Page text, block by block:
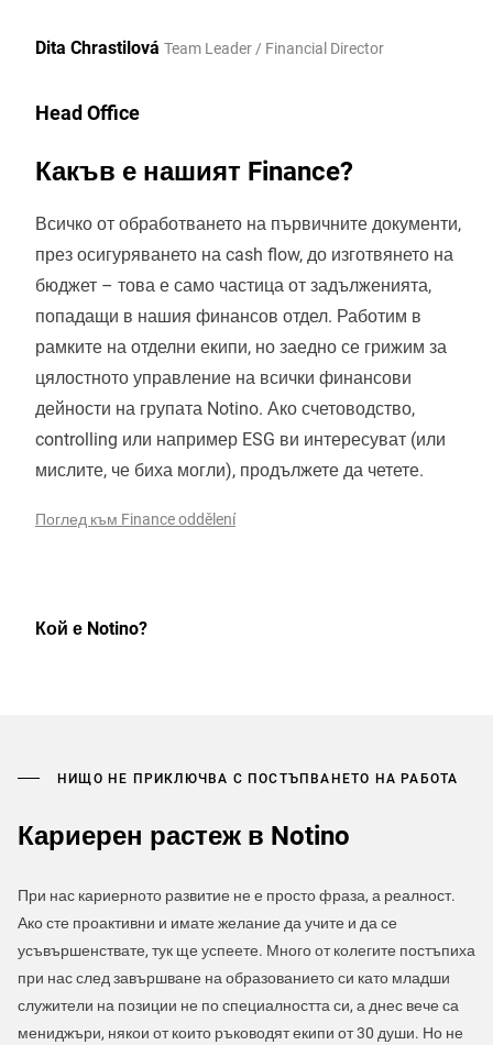
Dita Chrastilová Team Leader / Financial Director
Head Office
Какъв е нашият Finance?
Всичко от обработването на първичните документи,
през осигуряването на cash flow, до изготвянето на
бюджет – това е само частица от задълженията,
попадащи в нашия финансов отдел. Работим в
рамките на отделни екипи, но заедно се грижим за
цялостното управление на всички финансови
дейности на групата Notino. Ако счетоводство,
controlling или например ESG ви интересуват (или
мислите, че биха могли), продължете да четете.
Поглед към Finance oddělení
Кой е Notino?
НИЩО НЕ ПРИКЛЮЧВА С ПОСТЪПВАНЕТО НА РАБОТА
Кариерен растеж в Notino
При нас кариерното развитие не е просто фраза, а реалност.
Ако сте проактивни и имате желание да учите и да се
усъвършенствате, тук ще успеете. Много от колегите постъпиха
при нас след завършване на образованието си като младши
служители на позиции не по специалността си, а днес вече са
мениджъри, някои от които ръководят екипи от 30 души. Но не